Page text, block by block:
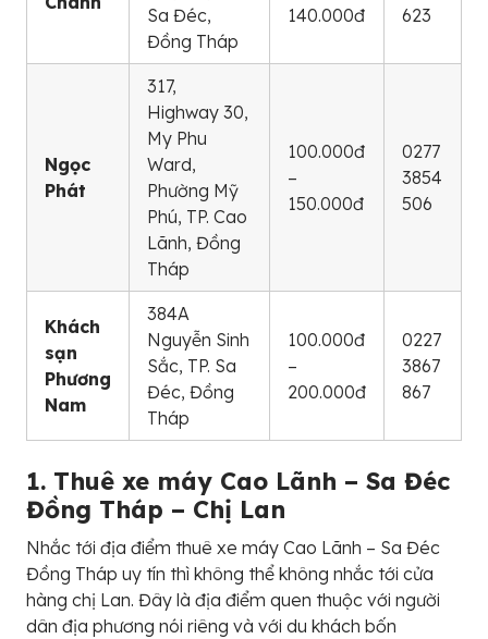
Sa Đéc,
Đồng Tháp
140.000đ
623
Ngọc
Phát
317,
Highway 30,
My Phu
Ward,
Phường Mỹ
Phú, TP. Cao
Lãnh, Đồng
Tháp
100.000đ
–
150.000đ
0277
3854
506
Khách
sạn
Phương
Nam
384A
Nguyễn Sinh
Sắc, TP. Sa
Đéc, Đồng
Tháp
100.000đ
–
200.000đ
0227
3867
867
1. Thuê xe máy Cao Lãnh – Sa Đéc
Đồng Tháp – Chị Lan
Nhắc tới địa điểm thuê xe máy Cao Lãnh – Sa Đéc
Đồng Tháp uy tín thì không thể không nhắc tới cửa
hàng chị Lan. Đây là địa điểm quen thuộc với người
dân địa phương nói riêng và với du khách bốn